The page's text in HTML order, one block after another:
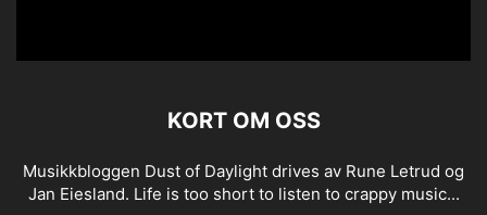
KORT OM OSS
Musikkbloggen Dust of Daylight drives av Rune Letrud og
Jan Eiesland. Life is too short to listen to crappy music...